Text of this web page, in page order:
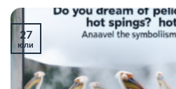
27
юли